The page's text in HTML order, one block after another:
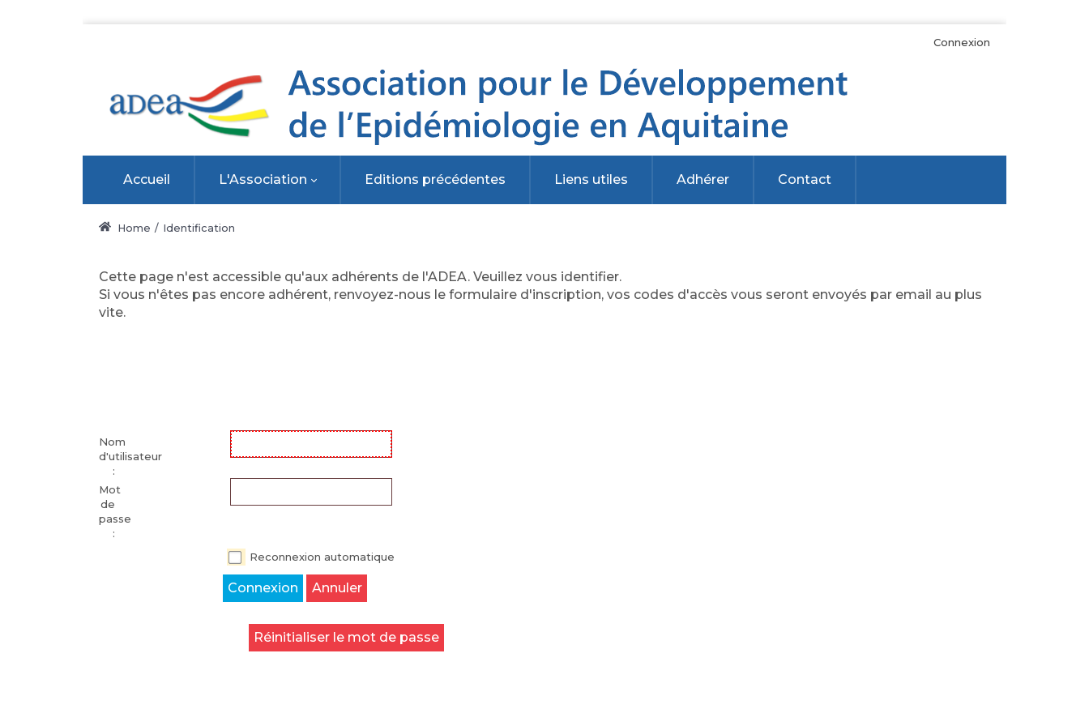
Connexion
Accueil L'Association Editions précédentes Liens utiles Adhérer Contact
Home Identification
Cette page n'est accessible qu'aux adhérents de l'ADEA. Veuillez vous identifier.
Si vous n'êtes pas encore adhérent, renvoyez-nous le formulaire d'inscription, vos codes d'accès vous seront envoyés par email au plus
vite.
Nom
d'utilisateur
:
Mot
de
passe
:
Reconnexion automatique
Connexion Annuler
Réinitialiser le mot de passe